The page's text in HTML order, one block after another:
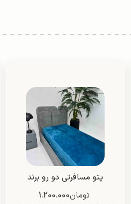
پتو مسافرتی دو رو برند
تومان1.200.000